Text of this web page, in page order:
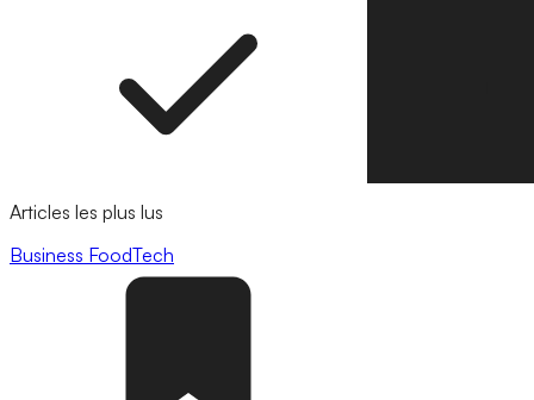
Articles les plus lus
Business FoodTech